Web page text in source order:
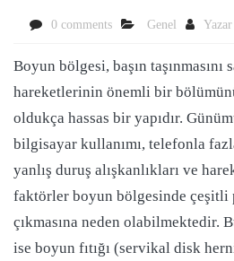
0 comments Genel Yazar
Boyun bölgesi, başın taşınmasını
hareketlerinin önemli bir
oldukça hassas bir yapıdır.
bilgisayar kullanımı, telefonla
yanlış duruş alışkanlıkları ve
faktörler boyun bölgesinde çeşitli
çıkmasına neden olabilmektedir.
ise boyun fıtığı (servikal disk